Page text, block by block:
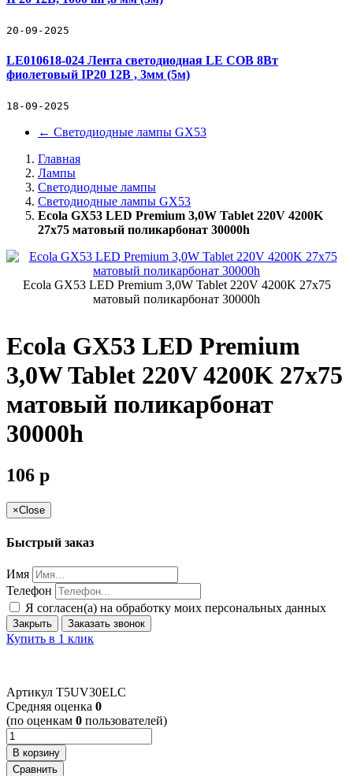
20-09-2025
LE010618-024 Лента светодиодная LE COB 8Вт
фиолетовый IP20 12В , 3мм (5м)
18-09-2025
← Светодиодные лампы GX53
Главная
Лампы
Светодиодные лампы
Светодиодные лампы GX53
Ecola GX53 LED Premium 3,0W Tablet 220V 4200K
27x75 матовый поликарбонат 30000h
Ecola GX53 LED Premium 3,0W Tablet 220V 4200K 27x75
матовый поликарбонат 30000h
Ecola GX53 LED Premium
3,0W Tablet 220V 4200K 27x75
матовый поликарбонат
30000h
106 p
×Close
Быстрый заказ
Имя
Телефон
Я согласен(а) на обработку моих персональных данных
Закрыть Заказать звонок
Купить в 1 клик
Артикул T5UV30ELC
Cредняя оценка 0
(по оценкам 0 пользователей)
В корзину
Сравнить